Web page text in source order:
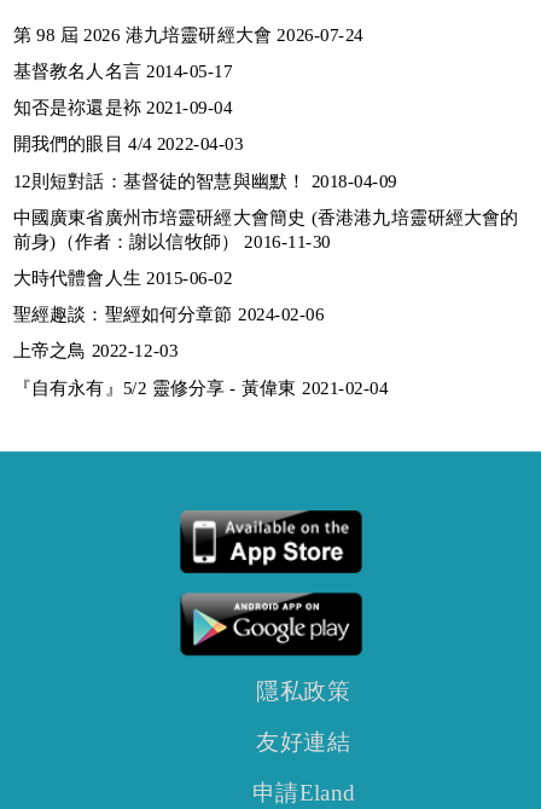
第 98 屆 2026 港九培靈研經大會 2026-07-24
基督教名人名言 2014-05-17
知否是祢還是袮 2021-09-04
開我們的眼目 4/4 2022-04-03
12則短對話：基督徒的智慧與幽默！ 2018-04-09
中國廣東省廣州市培靈研經大會簡史 (香港港九培靈研經大會的
前身)（作者：謝以信牧師） 2016-11-30
大時代體會人生 2015-06-02
聖經趣談：聖經如何分章節 2024-02-06
上帝之鳥 2022-12-03
『自有永有』5/2 靈修分享 - 黃偉東 2021-02-04
隱私政策
友好連結
申請Eland